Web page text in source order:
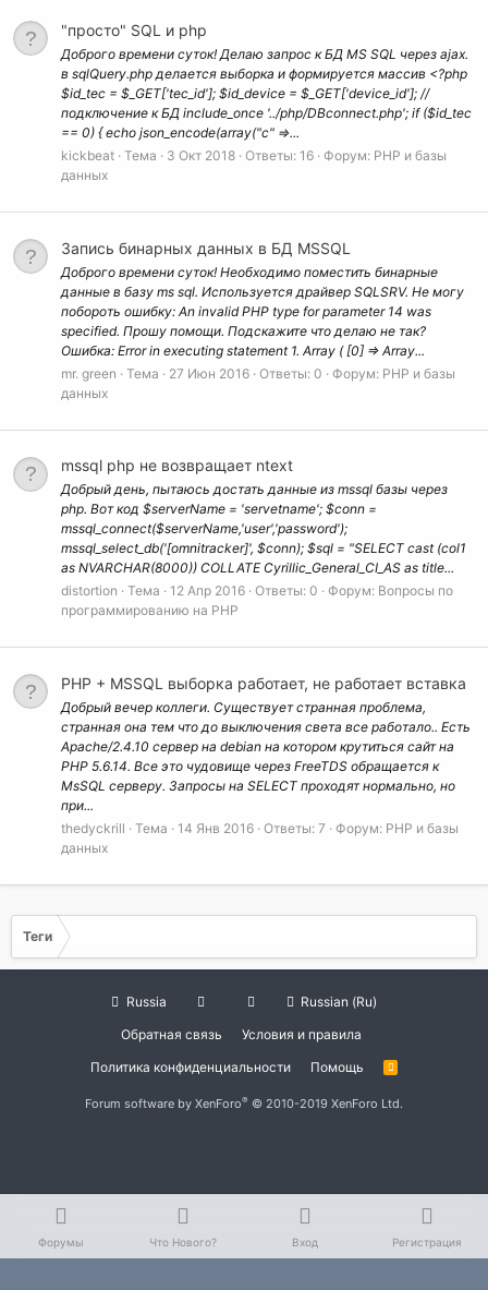
"просто" SQL и php
Доброго времени суток! Делаю запрос к БД MS SQL через ajax.
в sqlQuery.php делается выборка и формируется массив <?php
$id_tec = $_GET['tec_id']; $id_device = $_GET['device_id']; //
подключение к БД include_once '../php/DBconnect.php'; if ($id_tec
== 0) { echo json_encode(array("c" =>...
kickbeat Тема 3 Окт 2018 Ответы: 16 Форум: PHP и базы
данных
Запись бинарных данных в БД MSSQL
Доброго времени суток! Необходимо поместить бинарные
данные в базу ms sql. Используется драйвер SQLSRV. Не могу
побороть ошибку: An invalid PHP type for parameter 14 was
specified. Прошу помощи. Подскажите что делаю не так?
Ошибка: Error in executing statement 1. Array ( [0] => Array...
mr. green
Тема 27 Июн 2016 Ответы: 0 Форум: PHP и базы
данных
mssql php не возвращает ntext
Добрый день, пытаюсь достать данные из mssql базы через
php. Вот код $serverName = 'servetname'; $conn =
mssql_connect($serverName,'user','password');
mssql_select_db('[omnitracker]', $conn); $sql = "SELECT cast (col1
as NVARCHAR(8000)) COLLATE Cyrillic_General_CI_AS as title...
distortion
Тема 12 Апр 2016 Ответы: 0 Форум: Вопросы по
программированию на РНР
PHP + MSSQL выборка работает, не работает вставка
Добрый вечер коллеги. Существует странная проблема,
странная она тем что до выключения света все работало.. Есть
Apache/2.4.10 сервер на debian на котором крутиться сайт на
PHP 5.6.14. Все это чудовище через FreeTDS обращается к
MsSQL серверу. Запросы на SELECT проходят нормально, но
при...
thedyckrill
Тема 14 Янв 2016 Ответы: 7 Форум: PHP и базы
данных
Теги
Russia
Russian (Ru)
Обратная связь
Условия и правила
Политика конфиденциальности
Помощь
R
Forum software by XenForo® © 2010-2019 XenForo Ltd.
Форумы Что Нового? Вход Регистрация